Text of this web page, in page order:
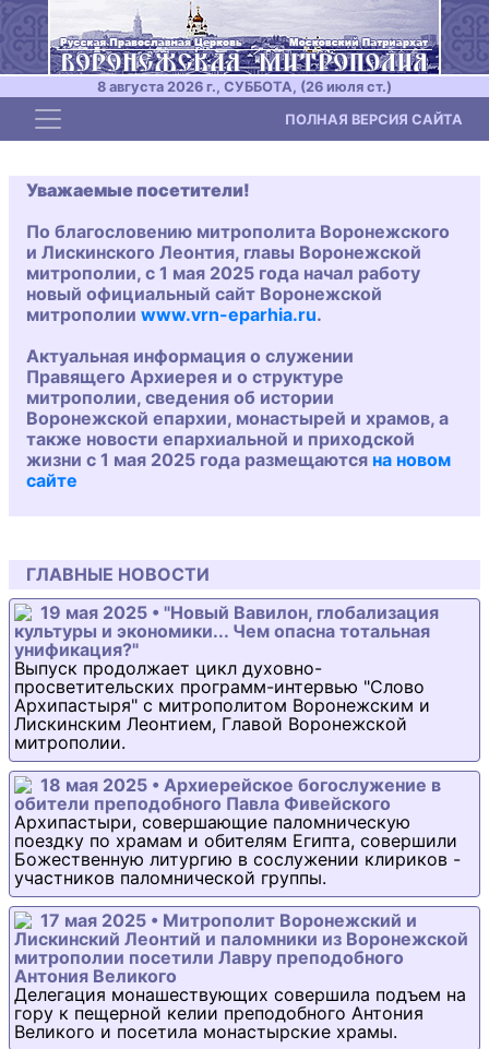
8 августа 2026 г., СУББОТА, (26 июля ст.)
Toggle navigation ПОЛНАЯ ВЕРСИЯ САЙТА
Уважаемые посетители!
По благословению митрополита Воронежского
и Лискинского Леонтия, главы Воронежской
митрополии, с 1 мая 2025 года начал работу
новый официальный сайт Воронежской
митрополии www.vrn-eparhia.ru.
Актуальная информация о служении
Правящего Архиерея и о структуре
митрополии, сведения об истории
Воронежской епархии, монастырей и храмов, а
также новости епархиальной и приходской
жизни с 1 мая 2025 года размещаются на новом
сайте
ГЛАВНЫЕ НОВОСТИ
19 мая 2025 • "Новый Вавилон, глобализация
культуры и экономики... Чем опасна тотальная
унификация?"
Выпуск продолжает цикл духовно-
просветительских программ-интервью "Слово
Архипастыря" с митрополитом Воронежским и
Лискинским Леонтием, Главой Воронежской
митрополии.
18 мая 2025 • Архиерейское богослужение в
обители преподобного Павла Фивейского
Архипастыри, совершающие паломническую
поездку по храмам и обителям Египта, совершили
Божественную литургию в сослужении клириков -
участников паломнической группы.
17 мая 2025 • Митрополит Воронежский и
Лискинский Леонтий и паломники из Воронежской
митрополии посетили Лавру преподобного
Антония Великого
Делегация монашествующих совершила подъем на
гору к пещерной келии преподобного Антония
Великого и посетила монастырские храмы.